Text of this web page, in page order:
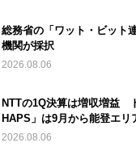
総務省の「ワット・ビット
機関が採択
2026.08.06
NTTの1Q決算は増収増益
HAPS」は9月から能登エリ
2026.08.06